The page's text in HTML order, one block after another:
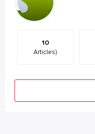
10
Articles)